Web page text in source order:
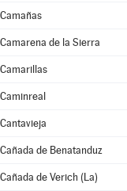
Camañas
Camarena de la Sierra
Camarillas
Caminreal
Cantavieja
Cañada de Benatanduz
Cañada de Verich (La)